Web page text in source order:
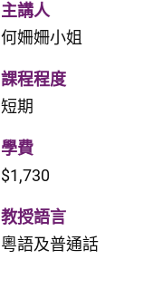
主講人
何姍姍小姐
課程程度
短期
學費
$1,730
教授語言
粵語及普通話